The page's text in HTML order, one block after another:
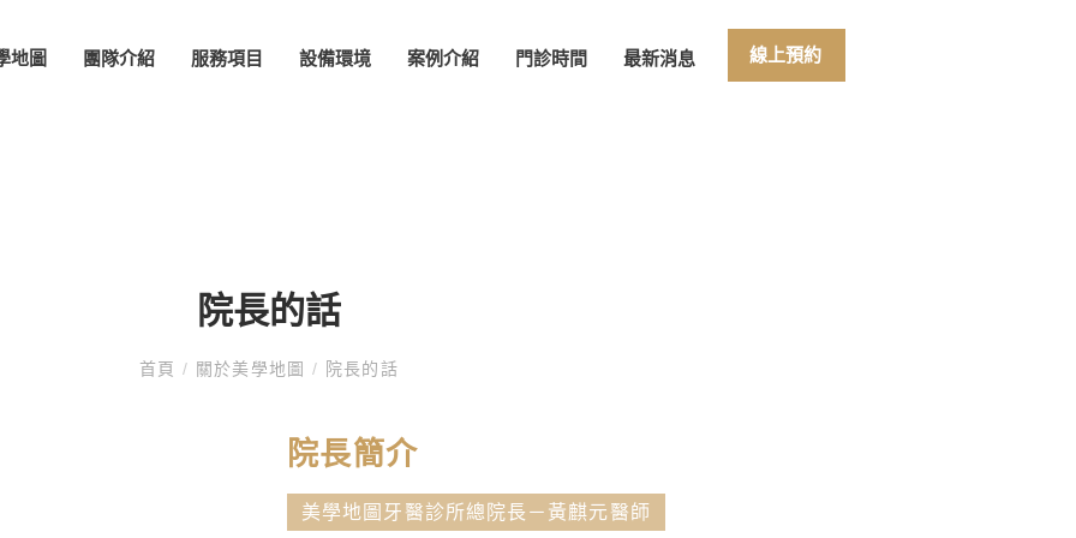
地圖 團隊介紹 服務項目 設備環境 案例介紹 門診時間 最新消息 線上預約
院長的話
首頁 / 關於美學地圖/ 院長的話
院長簡介
美學地圖牙醫診所總院長－黃麒元醫師